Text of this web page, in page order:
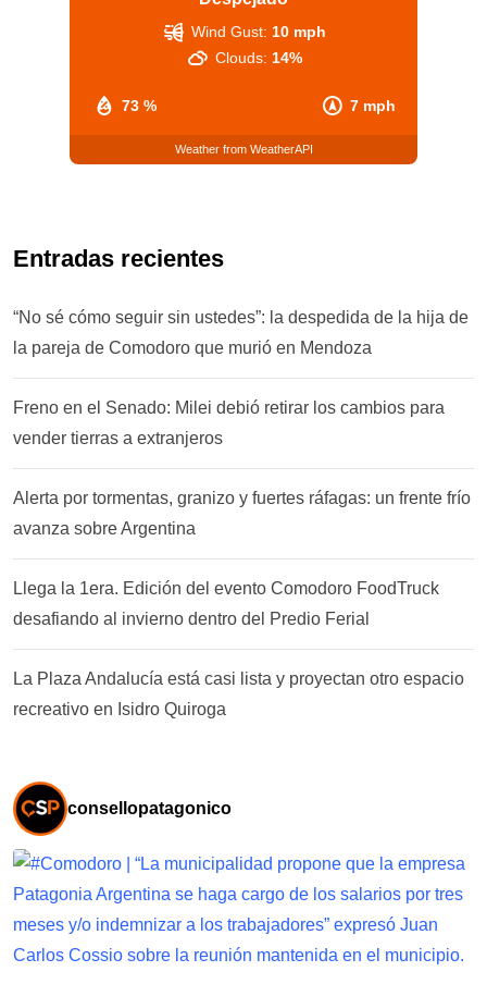
73 % 7 mph
Wind Gust: 10 mph
Clouds: 14%
Weather from WeatherAPI
Entradas recientes
“No sé cómo seguir sin ustedes”: la despedida de la hija de
la pareja de Comodoro que murió en Mendoza
Freno en el Senado: Milei debió retirar los cambios para
vender tierras a extranjeros
Alerta por tormentas, granizo y fuertes ráfagas: un frente frío
avanza sobre Argentina
Llega la 1era. Edición del evento Comodoro FoodTruck
desafiando al invierno dentro del Predio Ferial
La Plaza Andalucía está casi lista y proyectan otro espacio
recreativo en Isidro Quiroga
consellopatagonico